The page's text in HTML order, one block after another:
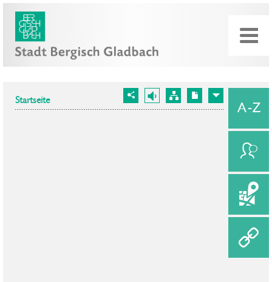
Startseite